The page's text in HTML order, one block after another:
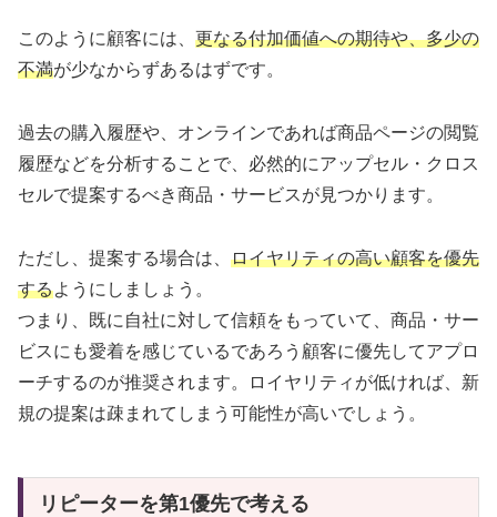
このように顧客には、 更なる付加価値への期待や、多少の
不満が少なからずあるはずです。
過去の購入履歴や、オンラインであれば商品ページの閲覧
履歴などを分析することで、必然的にアップセル・クロス
セルで提案するべき商品・サービスが見つかります。
ただし、提案する場合は、 ロイヤリティの高い顧客を優先
するようにしましょう。
つまり、既に自社に対して信頼をもっていて、商品・サー
ビスにも愛着を感じているであろう顧客に優先してアプロ
ーチするのが推奨されます。ロイヤリティが低ければ、新
規の提案は疎まれてしまう可能性が高いでしょう。
リピーターを第1優先で考える